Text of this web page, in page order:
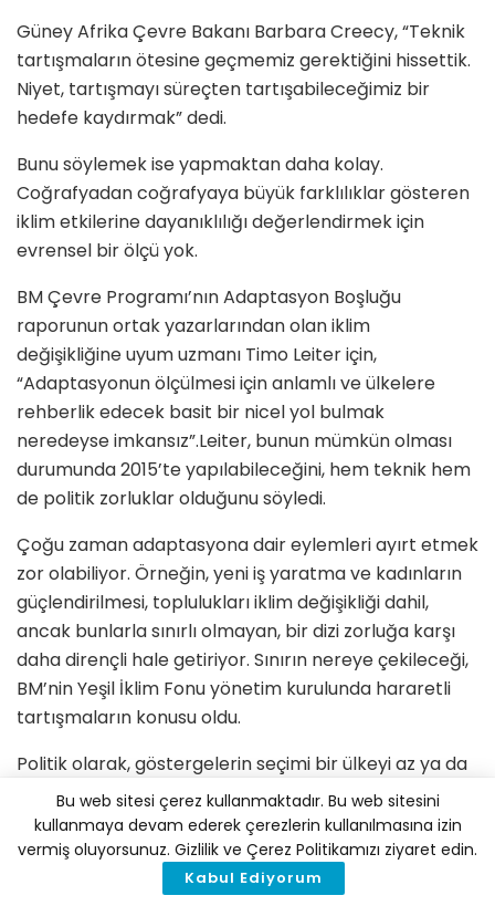
Güney Afrika Çevre Bakanı Barbara Creecy, “Teknik
tartışmaların ötesine geçmemiz gerektiğini hissettik.
Niyet, tartışmayı süreçten tartışabileceğimiz bir
hedefe kaydırmak” dedi.
Bunu söylemek ise yapmaktan daha kolay.
Coğrafyadan coğrafyaya büyük farklılıklar gösteren
iklim etkilerine dayanıklılığı değerlendirmek için
evrensel bir ölçü yok.
BM Çevre Programı’nın Adaptasyon Boşluğu
raporunun ortak yazarlarından olan iklim
değişikliğine uyum uzmanı Timo Leiter için,
“Adaptasyonun ölçülmesi için anlamlı ve ülkelere
rehberlik edecek basit bir nicel yol bulmak
neredeyse imkansız”.Leiter, bunun mümkün olması
durumunda 2015’te yapılabileceğini, hem teknik hem
de politik zorluklar olduğunu söyledi.
Çoğu zaman adaptasyona dair eylemleri ayırt etmek
zor olabiliyor. Örneğin, yeni iş yaratma ve kadınların
güçlendirilmesi, toplulukları iklim değişikliği dahil,
ancak bunlarla sınırlı olmayan, bir dizi zorluğa karşı
daha dirençli hale getiriyor. Sınırın nereye çekileceği,
BM’nin Yeşil İklim Fonu yönetim kurulunda hararetli
tartışmaların konusu oldu.
Politik olarak, göstergelerin seçimi bir ülkeyi az ya da
çok savunmasız gösterebilir. Sınırlı bir iklim yardımı
havuzu için rekabet ederken bu önemlidir.
Stockholm Çevre Enstitüsü’nden Richard Klein 2009
makalesinde, iklim etkilerini karşılaştırmanın
Bu web sitesi çerez kullanmaktadır. Bu web sitesini
kullanmaya devam ederek çerezlerin kullanılmasına izin
vermiş oluyorsunuz. Gizlilik ve Çerez Politikamızı ziyaret edin.
Kabul Ediyorum